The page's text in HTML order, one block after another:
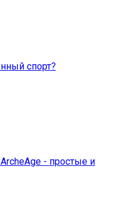
спорт?
- простые и